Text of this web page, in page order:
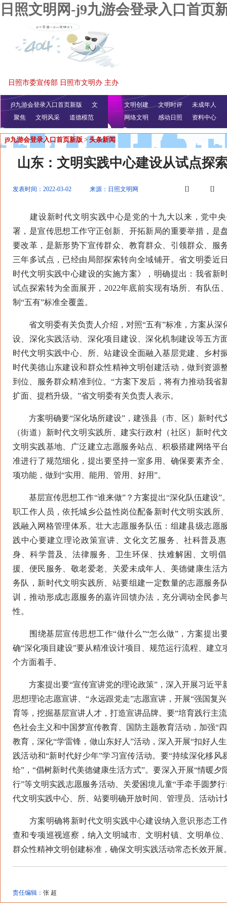
日照文明网-j9九游会登录入口首页
日照市委宣传部 日照市文明办 主办
j9九游会登录入口首页新版
文
明播报
公益视频
聚焦 文明风采 道德模范
文明创建 文明时评
未成年人
网络文明
感动日照 资料中心
j9九游会登录入口首页新版 > 头条新闻
山东：文明实践中心建设从试点探
发表时间：2022-03-02 来源：日照文明网 [] []
建设新时代文明实践中心是党的十九大以来，党中央
署，是宣传思想工作守正创新、开拓新局的重要举措，是
要改革，是新形势下宣传群众、教育群众、引领群众、服
三年多试点，已经由局部探索转向全域铺开。省文明委近
时代文明实践中心建设的实施方案》，明确提出：我省新
试点探索转为全面展开，2022年底前实现有场所、有队伍
制“五有”标准全覆盖。
省文明委有关负责人介绍，对照“五有”标准，方案从深
设、深化实践活动、深化项目建设、深化机制建设等五方
时代文明实践中心、所、站建设全面融入基层党建、乡村
时代美德山东建设和群众性精神文明创建活动，做到资源
到位、服务群众精准到位。“方案下发后，将有力推动我省
扩面、提档升级。”省文明委有关负责人表示。
方案明确要“深化场所建设”，建强县（市、区）新时代
（街道）新时代文明实践所、建实行政村（社区）新时代
文明实践基地、广泛建立志愿服务站点、积极搭建网络平
准进行了规范细化，提出要坚持一室多用、确保要素齐全
项功能，做到“实用、能用、管用、好用”。
基层宣传思想工作“谁来做”？方案提出“深化队伍建设”
职工作人员，依托城乡公益性岗位配备新时代文明实践所
践融入网格管理体系。壮大志愿服务队伍：组建县级志愿
践中心要建立理论政策宣讲、文化文艺服务、社科普及
身、科学普及、法律服务、卫生环保、扶难解困、文明
援、便民服务、敬老爱老、关爱未成年人、美德健康生活
务队，新时代文明实践所、站要组建一定数量的志愿服务
训，推动形成志愿服务的嘉许回馈办法，充分调动全民参
性。
围绕基层宣传思想工作“做什么”“怎么做”，方案提出
确“深化项目建设”要从精准设计项目、规范运行流程、建立
个方面着手。
方案提出要“宣传宣讲党的理论政策”，深入开展习近平
思想理论志愿宣讲、“永远跟党走”志愿宣讲，开展“强国复
育等，挖掘基层宣讲人才，打造宣讲品牌。要“培育践行主
色社会主义和中国梦宣传教育、国防主题教育活动，加强“
教育，深化“学雷锋，做山东好人”活动，深入开展“扣好人
践活动和“新时代好少年”学习宣传活动。要“持续深化移风
给”，“倡树新时代美德健康生活方式”。要深入开展“情暖夕
行”等文明实践志愿服务活动、关爱困境儿童“手牵手圆梦
代文明实践中心、所、站要明确开放时间、管理员、活动计
方案明确将新时代文明实践中心建设纳入意识形态工
查和专项巡视巡察，纳入文明城市、文明村镇、文明单位
群众性精神文明创建标准，确保文明实践活动常态长效开展
责任编辑： 张 超